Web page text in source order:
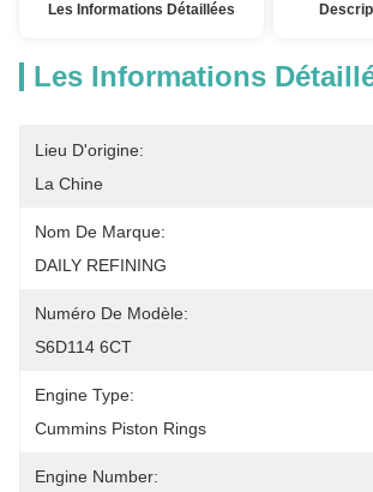
Les Informations Détaillées
Les Informations
Lieu D'origine:
La Chine
Nom De Marque:
DAILY REFINING
Numéro De Modèle:
S6D114 6CT
Engine Type:
Cummins Piston Rings
Engine Number: